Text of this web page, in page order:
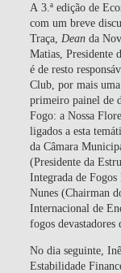
A 3.ª edição de
com um breve
Traça, Deanda
Matias, Presidente
é de resto
Club, por mais
primeiro painel de
Fogo: a Nossa
ligados a esta
da Câmara
(Presidente da
Integrada de
Nunes (Chairman
Internacional de
fogos devastadores
No dia seguinte,
Estabilidade